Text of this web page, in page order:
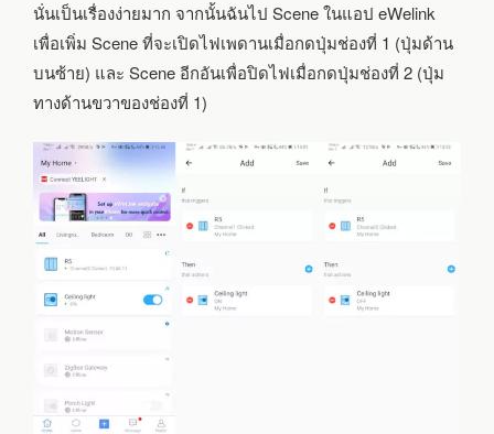
นั่นเป็นเรื่องง่ายมาก จากนั้นฉันไป Scene ในแอป eWelink
เพื่อเพิ่ม Scene ที่จะเปิดไฟเพดานเมื่อกดปุ่มช่องที่ 1 (ปุ่มด้าน
บนซ้าย) และ Scene อีกอันเพื่อปิดไฟเมื่อกดปุ่มช่องที่ 2 (ปุ่ม
ทางด้านขวาของช่องที่ 1)